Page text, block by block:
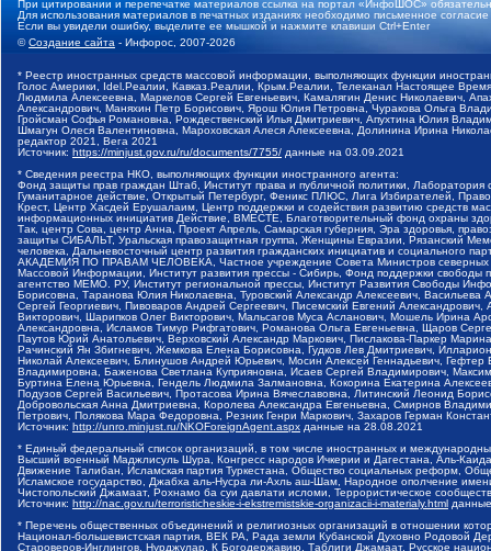
При цитировании и перепечатке материалов ссылка на портал «ИнфоШОС»
Для использования материалов в печатных изданиях необходимо письменное
Если вы увидели ошибку, выделите ее мышкой и нажмите клавиши Ctrl+Enter
©Создание сайта - Инфорос, 2007-2026
* Реестр иностранных средств массовой информации, выполняющих функции
Голос Америки, Idel.Реалии, Кавказ.Реалии, Крым.Реалии, Телеканал Настоящее
Людмила Алексеевна, Маркелов Сергей Евгеньевич, Камалягин Денис Николаевич,
Александрович, Маняхин Петр Борисович, Ярош Юлия Петровна, Чуракова Ольга
Гройсман Софья Романовна, Рождественский Илья Дмитриевич, Апухтина Юлия
Шмагун Олеся Валентиновна, Мароховская Алеся Алексеевна, Долинина Ирина
редактор 2021, Вега 2021
Источник: https://minjust.gov.ru/ru/documents/7755/ данные на 03.09.2021
* Сведения реестра НКО, выполняющих функции иностранного агента:
Фонд защиты прав граждан Штаб, Институт права и публичной политики,
Гуманитарное действие, Открытый Петербург, Феникс ПЛЮС, Лига Избирателей,
Крест, Центр Хасдей Ерушалаим, Центр поддержки и содействия развитию средств
информационных инициатив Действие, ВМЕСТЕ, Благотворительный фонд охраны
Так, центр Сова, центр Анна, Проект Апрель, Самарская губерния, Эра здоровья,
защиты СИБАЛЬТ, Уральская правозащитная группа, Женщины Евразии, Рязанский
человека, Дальневосточный центр развития гражданских инициатив и социального
АКАДЕМИЯ ПО ПРАВАМ ЧЕЛОВЕКА, Частное учреждение Совета Министров северных
Массовой Информации, Институт развития прессы - Сибирь, Фонд поддержки
агентство МЕМО. РУ, Институт региональной прессы, Институт Развития Свободы
Борисовна, Таранова Юлия Николаевна, Туровский Александр Алексеевич,
Сергей Георгиевич, Пивоваров Андрей Сергеевич, Писемский Евгений
Викторович, Шарипков Олег Викторович, Мальсагов Муса Асланович, Мошель Ирина
Александровна, Исламов Тимур Рифгатович, Романова Ольга Евгеньевна, Щаров
Паутов Юрий Анатольевич, Верховский Александр Маркович, Пислакова-Паркер
Рачинский Ян Збигневич, Жемкова Елена Борисовна, Гудков Лев Дмитриевич,
Николай Алексеевич, Блинушов Андрей Юрьевич, Мосин Алексей Геннадьевич,
Владимировна, Баженова Светлана Куприяновна, Исаев Сергей Владимирович,
Буртина Елена Юрьевна, Гендель Людмила Залмановна, Кокорина Екатерина
Подузов Сергей Васильевич, Протасова Ирина Вячеславовна, Литинский Леонид
Добровольская Анна Дмитриевна, Королева Александра Евгеньевна, Смирнов
Петрович, Полякова Мара Федоровна, Резник Генри Маркович, Захаров Герман
Источник: http://unro.minjust.ru/NKOForeignAgent.aspx данные на 28.08.2021
* Единый федеральный список организаций, в том числе иностранных и
Высший военный Маджлисуль Шура, Конгресс народов Ичкерии и Дагестана, Аль-
Движение Талибан, Исламская партия Туркестана, Общество социальных реформ,
Исламское государство, Джабха аль-Нусра ли-Ахль аш-Шам, Народное ополчение
Чистопольский Джамаат, Рохнамо ба суи давлати исломи, Террористическое
Источник: http://nac.gov.ru/terroristicheskie-i-ekstremistskie-organizacii-i-materialy.html
* Перечень общественных объединений и религиозных организаций в отношении
Национал-большевистская партия, ВЕК РА, Рада земли Кубанской Духовно Родовой
Староверов-Инглингов, Нурджулар, К Богодержавию, Таблиги Джамаат, Русское